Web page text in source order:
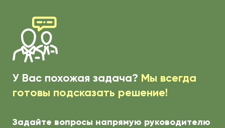
У Вас похожая задача? Мы всегда
готовы подсказать решение!
Задайте вопросы напрямую руководителю